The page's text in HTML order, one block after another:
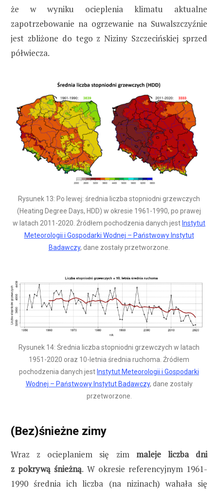
że w wyniku ocieplenia klimatu aktualne
zapotrzebowanie na ogrzewanie na Suwalszczyźnie
jest zbliżone do tego z Niziny Szczecińskiej sprzed
półwiecza.
Rysunek 13: Po lewej: średnia liczba stopniodni grzewczych
(Heating Degree Days, HDD) w okresie 1961-1990, po prawej
w latach 2011-2020. Źródłem pochodzenia danych jest Instytut
Meteorologii i Gospodarki Wodnej – Państwowy Instytut
Badawczy, dane zostały przetworzone.
Rysunek 14: Średnia liczba stopniodni grzewczych w latach
1951-2020 oraz 10-letnia średnia ruchoma. Źródłem
pochodzenia danych jestInstytut Meteorologii i Gospodarki
Wodnej – Państwowy Instytut Badawczy, dane zostały
przetworzone.
(Bez)śnieżne zimy
Wraz z ocieplaniem się zim maleje liczba dni
z pokrywą śnieżną. W okresie referencyjnym 1961-
1990 średnia ich liczba (na nizinach) wahała się